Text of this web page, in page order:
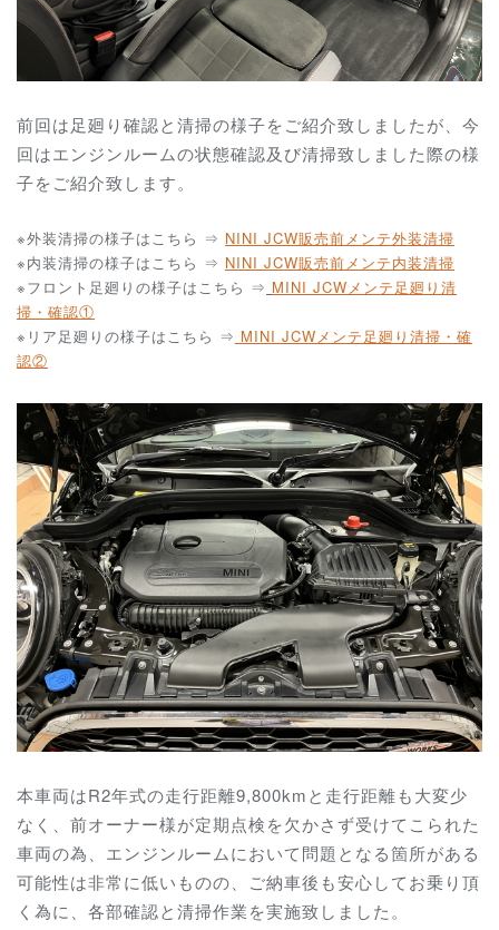
前回は足廻り確認と清掃の様子をご紹介致しましたが、今
回はエンジンルームの状態確認及び清掃致しました際の様
子をご紹介致します。
※外装清掃の様子はこちら ⇒ NINI JCW販売前メンテ外装清掃
※内装清掃の様子はこちら ⇒ NINI JCW販売前メンテ内装清掃
※フロント足廻りの様子はこちら ⇒ MINI JCWメンテ足廻り清
掃・確認①
※リア足廻りの様子はこちら ⇒ MINI JCWメンテ足廻り清掃・確
認②
本車両はR2年式の走行距離9,800kmと走行距離も大変少
なく、前オーナー様が定期点検を欠かさず受けてこられた
車両の為、エンジンルームにおいて問題となる箇所がある
可能性は非常に低いものの、ご納車後も安心してお乗り頂
く為に、各部確認と清掃作業を実施致しました。